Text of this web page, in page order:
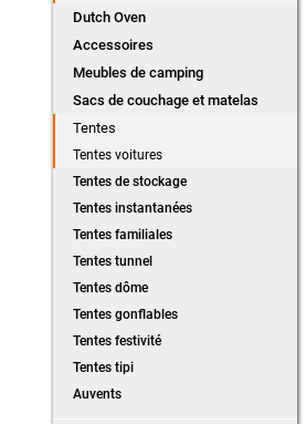
Dutch Oven
Accessoires
Meubles de camping
Sacs de couchage et matelas
Tentes
Tentes voitures
Tentes de stockage
Tentes instantanées
Tentes familiales
Tentes tunnel
Tentes dôme
Tentes gonflables
Tentes festivité
Tentes tipi
Auvents